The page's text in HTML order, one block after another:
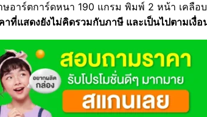
อาร์ตการ์ดหนา 190 แกรม พิมพ์ 2 หน้า เคลือบ
าที่แสดงยังไม่คิดรวมกับภาษี และเป็นไปตามเงื่